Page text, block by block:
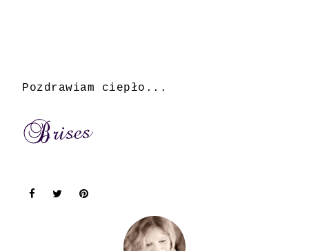
Pozdrawiam ciepło...